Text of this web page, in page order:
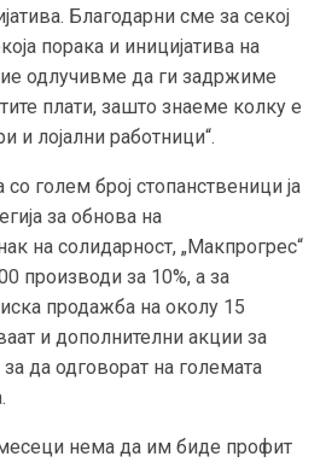
Благодарни сме за секој
порака и иницијатива на
одлучивме да ги задржиме
плати, зашто знаеме колку е
и лојални работници“.
голем број стопанственици ја
за обнова на
на солидарност, „Макпрогрес“
производи за 10%, а за
продажба на околу 15
и дополнителни акции за
да одговорат на големата
нема да им биде профит